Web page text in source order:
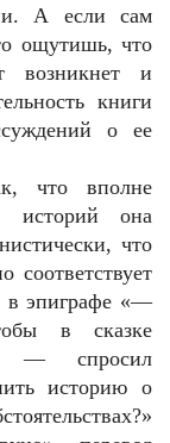
А если сам
ощутишь, что
и
книги
о ее
что вполне
историй она
что
соответствует
в эпиграфе «—
в сказке
— спросил
историю о